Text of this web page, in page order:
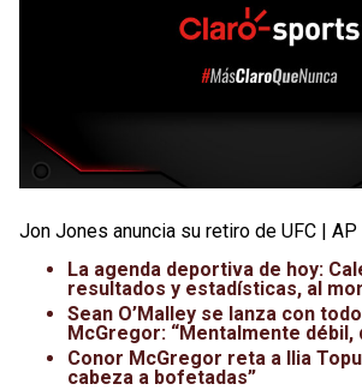
Jon Jones anuncia su retiro de UFC | AP
La agenda deportiva de hoy:
resultados y estadísticas, al
Sean O’Malley se lanza con
McGregor: “Mentalmente débil,
Conor McGregor reta a Ilia
cabeza a bofetadas”